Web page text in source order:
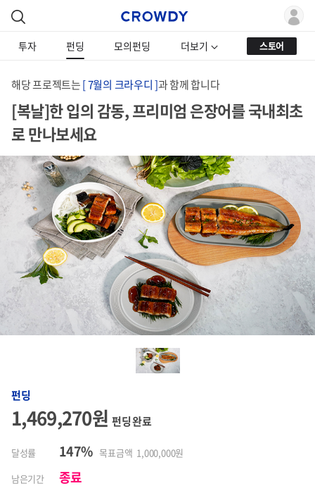
투자 펀딩 모의펀딩 더보기 스토어
해당 프로젝트는[ 7월의 크라우디 ]과 함께 합니다
[복날]한 입의 감동, 프리미엄 은장어를 국내최초
로 만나보세요
펀딩
1,469,270원펀딩 완료
달성률 147% 목표금액 1,000,000원
남은기간
종료